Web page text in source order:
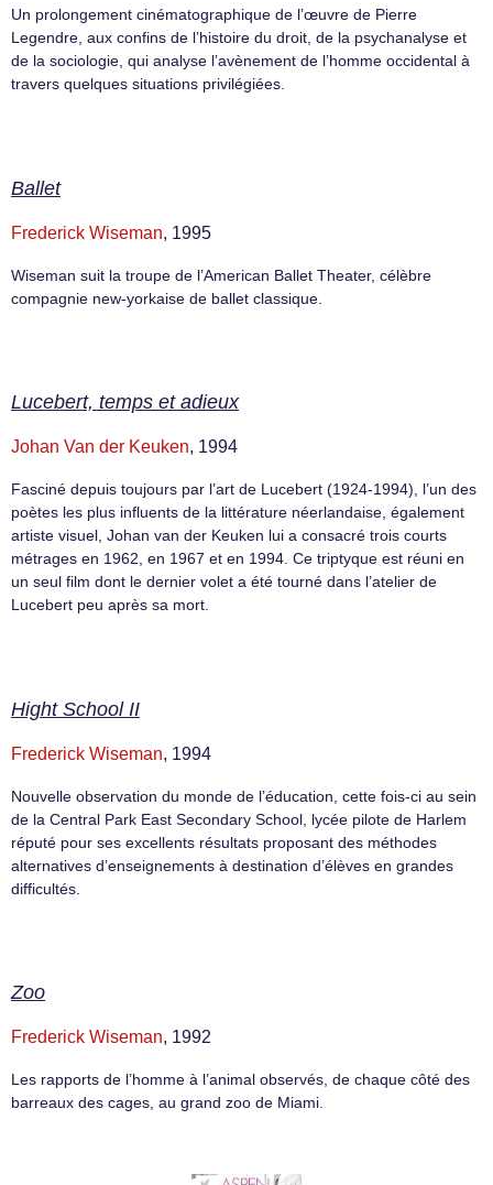
Un prolongement cinématographique de l’œuvre de Pierre
Legendre, aux confins de l’histoire du droit, de la psychanalyse et
de la sociologie, qui analyse l’avènement de l’homme occidental à
travers quelques situations privilégiées.
Ballet
Frederick Wiseman, 1995
Wiseman suit la troupe de l’American Ballet Theater, célèbre
compagnie new-yorkaise de ballet classique.
Lucebert, temps et adieux
Johan Van der Keuken, 1994
Fasciné depuis toujours par l’art de Lucebert (1924-1994), l’un des
poètes les plus influents de la littérature néerlandaise, également
artiste visuel, Johan van der Keuken lui a consacré trois courts
métrages en 1962, en 1967 et en 1994. Ce triptyque est réuni en
un seul film dont le dernier volet a été tourné dans l’atelier de
Lucebert peu après sa mort.
Hight School II
Frederick Wiseman, 1994
Nouvelle observation du monde de l’éducation, cette fois-ci au sein
de la Central Park East Secondary School, lycée pilote de Harlem
réputé pour ses excellents résultats proposant des méthodes
alternatives d’enseignements à destination d’élèves en grandes
difficultés.
Zoo
Frederick Wiseman, 1992
Les rapports de l’homme à l’animal observés, de chaque côté des
barreaux des cages, au grand zoo de Miami.